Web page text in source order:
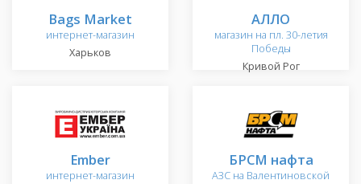
Bags Market
интернет-магазин
Харьков
АЛЛО
магазин на пл. 30-летия
Победы
Кривой Рог
Ember
интернет-магазин
БРСМ нафта
АЗС на Валентиновской